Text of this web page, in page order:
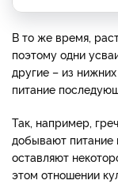
В то же время,
поэтому одни
другие – из
питание
Так, например,
добывают питание
оставляют
этом отношении